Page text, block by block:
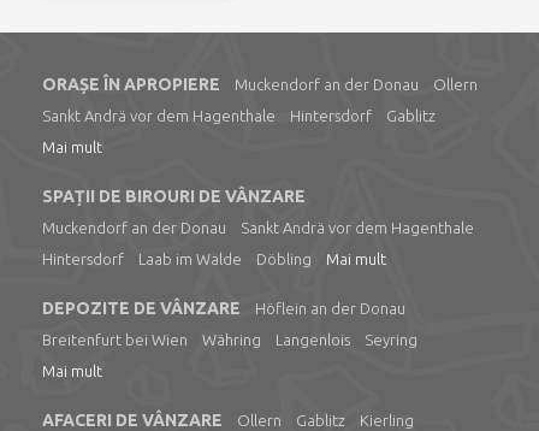
ORAȘE ÎN APROPIERE Muckendorf an der Donau
Ollern
Sankt Andrä vor dem Hagenthale
Hintersdorf
Gablitz
Mai mult
SPAȚII DE BIROURI DE VÂNZARE
Muckendorf an der Donau
Sankt Andrä vor dem Hagenthale
Hintersdorf
Laab im Walde Döbling Mai mult
DEPOZITE DE VÂNZARE
Höflein an der Donau
Breitenfurt bei Wien
Währing Langenlois
Seyring
Mai mult
AFACERI DE VÂNZARE Ollern Gablitz
Kierling